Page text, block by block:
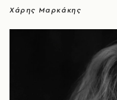
Χάρης Μαρκάκης